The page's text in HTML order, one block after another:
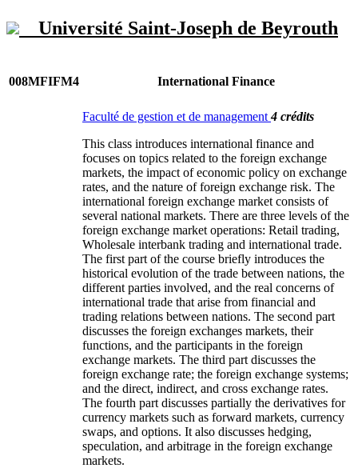
Université Saint-Joseph de Beyrouth
008MFIFM4 International Finance
Faculté de gestion et de management4 crédits
This class introduces international finance and
focuses on topics related to the foreign exchange
markets, the impact of economic policy on exchange
rates, and the nature of foreign exchange risk. The
international foreign exchange market consists of
several national markets. There are three levels of the
foreign exchange market operations: Retail trading,
Wholesale interbank trading and international trade.
The first part of the course briefly introduces the
historical evolution of the trade between nations, the
different parties involved, and the real concerns of
international trade that arise from financial and
trading relations between nations. The second part
discusses the foreign exchanges markets, their
functions, and the participants in the foreign
exchange markets. The third part discusses the
foreign exchange rate; the foreign exchange systems;
and the direct, indirect, and cross exchange rates.
The fourth part discusses partially the derivatives for
currency markets such as forward markets, currency
swaps, and options. It also discusses hedging,
speculation, and arbitrage in the foreign exchange
markets.